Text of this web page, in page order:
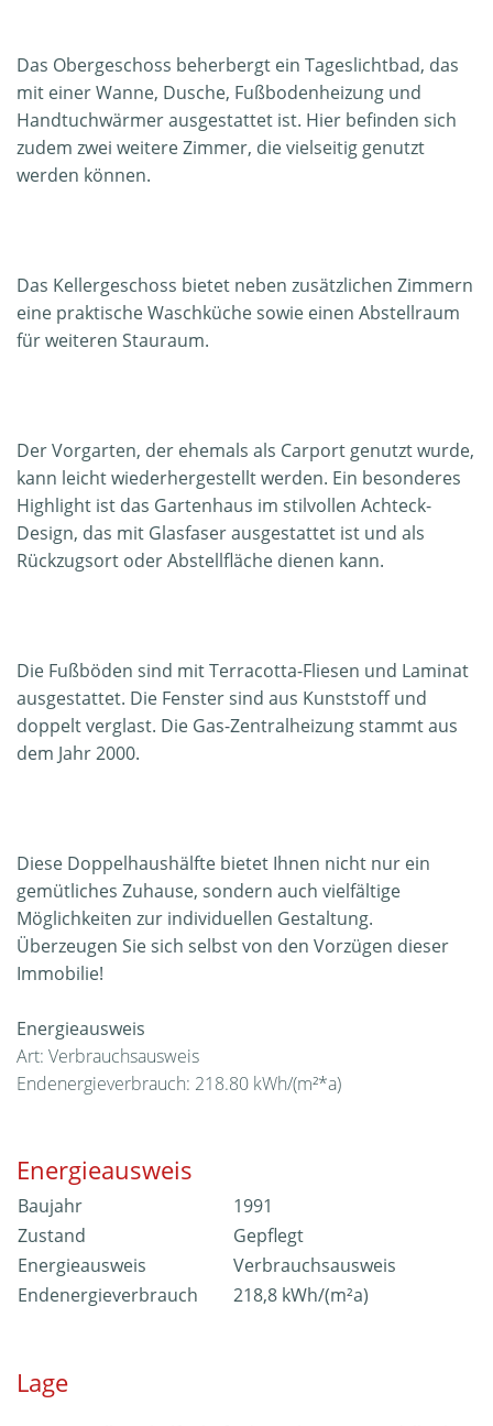
Das Obergeschoss beherbergt ein Tageslichtbad, das
mit einer Wanne, Dusche, Fußbodenheizung und
Handtuchwärmer ausgestattet ist. Hier befinden sich
zudem zwei weitere Zimmer, die vielseitig genutzt
werden können.
Das Kellergeschoss bietet neben zusätzlichen Zimmern
eine praktische Waschküche sowie einen Abstellraum
für weiteren Stauraum.
Der Vorgarten, der ehemals als Carport genutzt wurde,
kann leicht wiederhergestellt werden. Ein besonderes
Highlight ist das Gartenhaus im stilvollen Achteck-
Design, das mit Glasfaser ausgestattet ist und als
Rückzugsort oder Abstellfläche dienen kann.
Die Fußböden sind mit Terracotta-Fliesen und Laminat
ausgestattet. Die Fenster sind aus Kunststoff und
doppelt verglast. Die Gas-Zentralheizung stammt aus
dem Jahr 2000.
Diese Doppelhaushälfte bietet Ihnen nicht nur ein
gemütliches Zuhause, sondern auch vielfältige
Möglichkeiten zur individuellen Gestaltung.
Überzeugen Sie sich selbst von den Vorzügen dieser
Immobilie!
Energieausweis
Art: Verbrauchsausweis
Endenergieverbrauch: 218.80 kWh/(m²*a)
Energieausweis
Baujahr
1991
Zustand
Gepflegt
Energieausweis
Verbrauchsausweis
Endenergieverbrauch
218,8 kWh/(m²a)
Lage